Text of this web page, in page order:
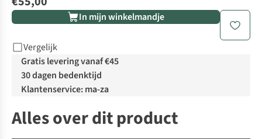
In mijn winkelmandje
Vergelijk
Gratis levering vanaf €45
30 dagen bedenktijd
Klantenservice: ma-za
Alles over dit product